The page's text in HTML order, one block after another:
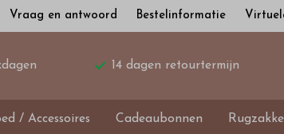
Vraag en antwoord Bestelinformatie
14 dagen retourtermijn
/ Accessoires Cadeaubonnen